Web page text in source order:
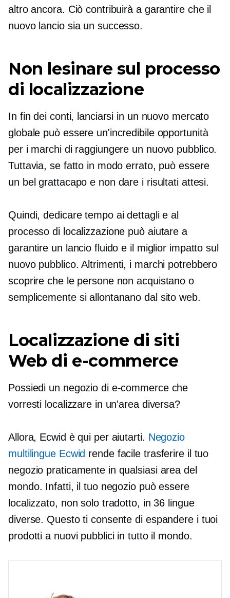
altro ancora. Ciò contribuirà a garantire che il
nuovo lancio sia un successo.
Non lesinare sul processo
di localizzazione
In fin dei conti, lanciarsi in un nuovo mercato
globale può essere un'incredibile opportunità
per i marchi di raggiungere un nuovo pubblico.
Tuttavia, se fatto in modo errato, può essere
un bel grattacapo e non dare i risultati attesi.
Quindi, dedicare tempo ai dettagli e al
processo di localizzazione può aiutare a
garantire un lancio fluido e il miglior impatto sul
nuovo pubblico. Altrimenti, i marchi potrebbero
scoprire che le persone non acquistano o
semplicemente si allontanano dal sito web.
Localizzazione di siti
Web di e-commerce
Possiedi un negozio di e-commerce che
vorresti localizzare in un'area diversa?
Allora, Ecwid è qui per aiutarti. Negozio
multilingue Ecwid rende facile trasferire il tuo
negozio praticamente in qualsiasi area del
mondo. Infatti, il tuo negozio può essere
localizzato, non solo tradotto, in 36 lingue
diverse. Questo ti consente di espandere i tuoi
prodotti a nuovi pubblici in tutto il mondo.